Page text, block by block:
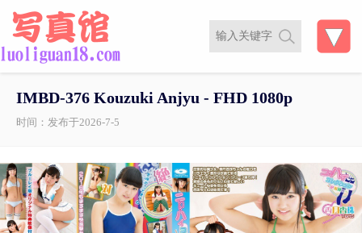
IMBD-376 Kouzuki Anjyu - FHD 1080p
时间：发布于2026-7-5